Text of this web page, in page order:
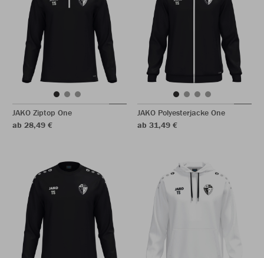
JAKO Ziptop One
ab 28,49 €
JAKO Polyesterjacke One
ab 31,49 €